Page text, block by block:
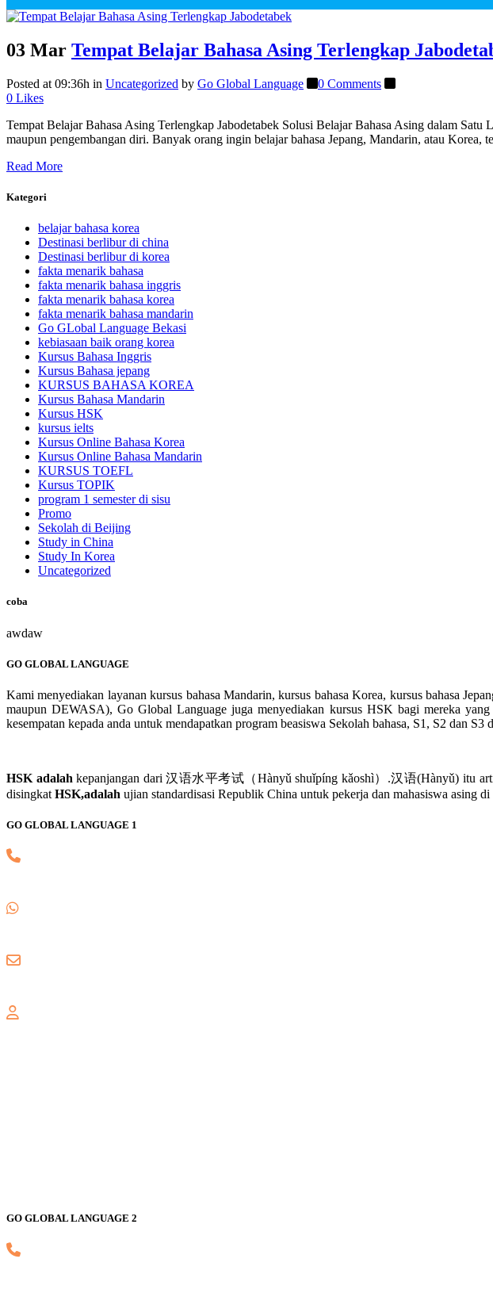
03 Mar Tempat Belajar Bahasa Asing Terlengkap
Posted at 09:36h in Uncategorized by Go Global Language
0 Comments
0 Likes
Tempat Belajar Bahasa Asing Terlengkap Jabodetabek Solusi Belajar Bahasa Asing dalam
maupun pengembangan diri. Banyak orang ingin belajar bahasa Jepang, Mandarin, atau
Read More
Kategori
belajar bahasa korea
Destinasi berlibur di china
Destinasi berlibur di korea
fakta menarik bahasa
fakta menarik bahasa inggris
fakta menarik bahasa korea
fakta menarik bahasa mandarin
Go GLobal Language Bekasi
kebiasaan baik orang korea
Kursus Bahasa Inggris
Kursus Bahasa jepang
KURSUS BAHASA KOREA
Kursus Bahasa Mandarin
Kursus HSK
kursus ielts
Kursus Online Bahasa Korea
Kursus Online Bahasa Mandarin
KURSUS TOEFL
Kursus TOPIK
program 1 semester di sisu
Promo
Sekolah di Beijing
Study in China
Study In Korea
Uncategorized
coba
awdaw
GO GLOBAL LANGUAGE
Kami menyediakan layanan kursus bahasa Mandarin, kursus bahasa Korea, kursus bahasa
maupun DEWASA), Go Global Language juga menyediakan kursus HSK bagi mereka
kesempatan kepada anda untuk mendapatkan program beasiswa Sekolah bahasa, S1, S2 dan
HSK adalah kepanjangan dari 汉语水平考试（Hànyǔ shuǐpíng kǎoshì）.汉语(Hànyǔ) itu
disingkat HSK,adalah ujian standardisasi Republik China untuk pekerja dan mahasiswa asing
GO GLOBAL LANGUAGE 1
GO GLOBAL LANGUAGE 2